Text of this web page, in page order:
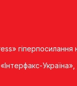
гіперпосилання